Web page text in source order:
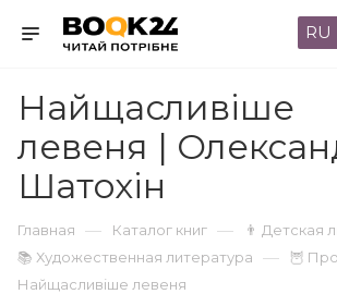
RU
Найщасливіше
левеня |
Шатохін
Главная — Каталог книг — 👨 Детская
📚 Художественная литература — 🦉
Найщасливіше левеня